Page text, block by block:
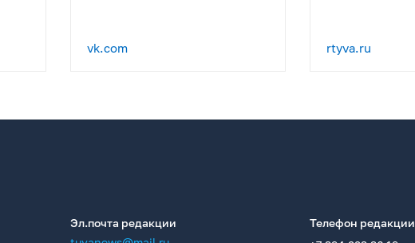
vk.com rtyva.ru
Эл.почта редакции
Телефон редакции